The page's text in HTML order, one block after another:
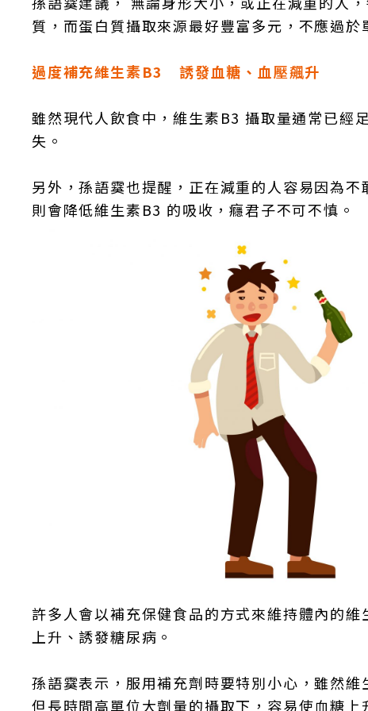
質，而蛋白質攝取來源最好豐富多元，不應過於
過度補充維生素B3 誘發血糖、血壓飆升
雖然現代人飲食中，維生素B3 攝取量通常已經
失。
另外，孫語霙也提醒，正在減重的人容易因為
則會降低維生素B3 的吸收，癮君子不可不慎。
許多人會以補充保健食品的方式來維持體內的
上升、誘發糖尿病。
孫語霙表示，服用補充劑時要特別小心，雖然
但長時間高單位大劑量的攝取下，容易使血糖